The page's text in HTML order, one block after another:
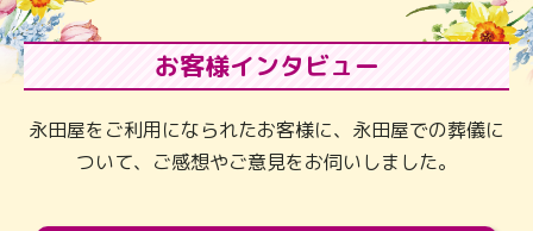
お客様インタビュー
永田屋をご利用になられたお客様に、永田屋での葬儀に
ついて、ご感想やご意見をお伺いしました。